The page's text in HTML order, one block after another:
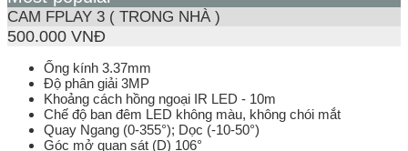
CAM FPLAY 3 ( TRONG NHÀ )
500.000 VNĐ
Ống kính 3.37mm
Độ phân giải 3MP
Khoảng cách hồng ngoại IR LED - 10m
Chế độ ban đêm LED không màu, không chói mắt
Quay Ngang (0-355°); Dọc (-10-50°)
Góc mở quan sát (D) 106°